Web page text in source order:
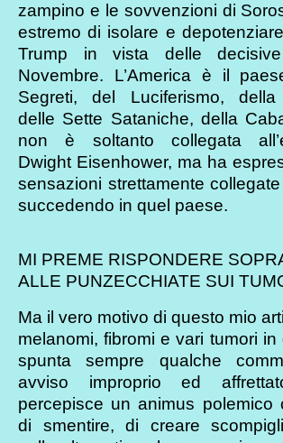
zampino e le sovvenzioni di
estremo di isolare e
Trump in vista delle
Novembre. L’America è il
Segreti, del Luciferismo, della
delle Sette Sataniche, della
non è soltanto collegata
Dwight Eisenhower, ma ha
sensazioni strettamente
succedendo in quel paese.
MI PREME RISPONDERE
ALLE PUNZECCHIATE SUI
Ma il vero motivo di questo mio
melanomi, fibromi e vari tumori
spunta sempre qualche
avviso improprio ed
percepisce un animus polemico
di smentire, di creare